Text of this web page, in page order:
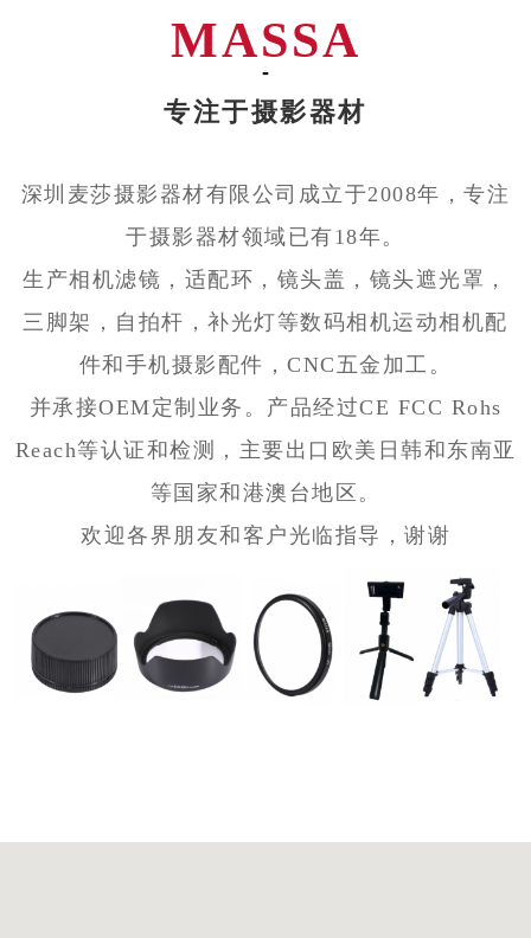
MASSA
-
专注于摄影器材
深圳麦莎摄影器材有限公司成立于2008年，专注
于摄影器材领域已有18年。
生产相机滤镜，适配环，镜头盖，镜头遮光罩，
三脚架，自拍杆，补光灯等数码相机运动相机配
件和手机摄影配件，CNC五金加工。
并承接OEM定制业务。产品经过CE FCC Rohs
Reach等认证和检测，主要出口欧美日韩和东南亚
等国家和港澳台地区。
欢迎各界朋友和客户光临指导，谢谢